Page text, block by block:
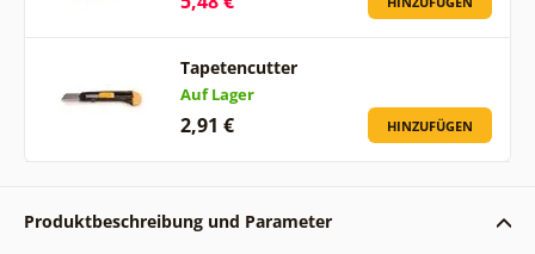
Tapetencutter
Auf Lager
2,91 € HINZUFÜGEN
Produktbeschreibung und Parameter